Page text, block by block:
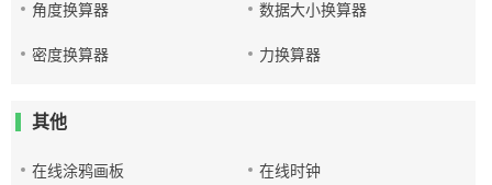
角度换算器 数据大小换算器
密度换算器 力换算器
其他
在线涂鸦画板 在线时钟